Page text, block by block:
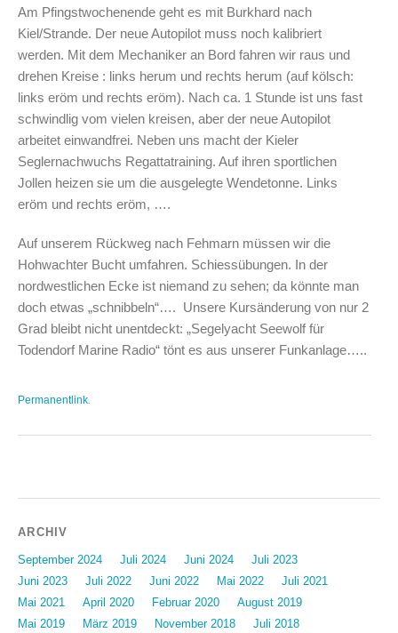
Am Pfingstwochenende geht es mit Burkhard nach
Kiel/Strande. Der neue Autopilot muss noch kalibriert
werden. Mit dem Mechaniker an Bord fahren wir raus und
drehen Kreise : links herum und rechts herum (auf kölsch:
links eröm und rechts eröm). Nach ca. 1 Stunde ist uns fast
schwindlig vom vielen kreisen, aber der neue Autopilot
arbeitet einwandfrei. Neben uns macht der Kieler
Seglernachwuchs Regattatraining. Auf ihren sportlichen
Jollen heizen sie um die ausgelegte Wendetonne. Links
eröm und rechts eröm, ….
Auf unserem Rückweg nach Fehmarn müssen wir die
Hohwachter Bucht umfahren. Schiessübungen. In der
nordwestlichen Ecke ist niemand zu sehen; da könnte man
doch etwas „schnibbeln“…. Unsere Kursänderung von nur 2
Grad bleibt nicht unentdeckt: „Segelyacht Seewolf für
Todendorf Marine Radio“ tönt es aus unserer Funkanlage…..
Permanentlink
Beitragsnavigation
ARCHIV
September 2024 Juli 2024 Juni 2024
Juli 2023
Juni 2023
Juli 2022 Juni 2022 Mai 2022
Juli 2021
Mai 2021
April 2020 Februar 2020
August 2019
Mai 2019
März 2019 November 2018 Juli 2018